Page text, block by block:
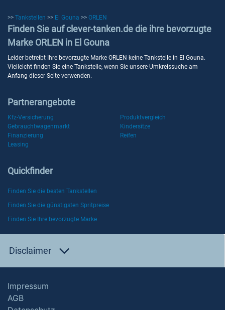
>> Tankstellen >> El Gouna >> ORLEN
Finden Sie auf clever-tanken.de die ihre bevorzugte
Marke ORLEN in El Gouna
Leider betreibt Ihre bevorzugte Marke ORLEN keine Tankstelle in El Gouna.
Vielleicht finden Sie eine Tankstelle, wenn Sie unsere Umkreissuche am
Anfang dieser Seite verwenden.
Partnerangebote
Kfz-Versicherung
Produktvergleich
Gebrauchtwagenmarkt
Kindersitze
Finanzierung
Reifen
Leasing
Quickfinder
Finden Sie die besten Tankstellen
Finden Sie die günstigsten Spritpreise
Finden Sie Ihre bevorzugte Marke
Disclaimer
Impressum
AGB